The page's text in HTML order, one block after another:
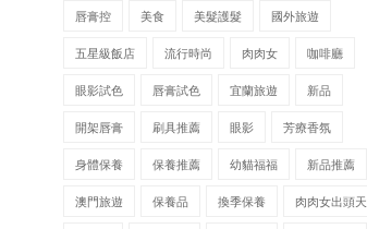
唇膏控 美食 美髮護髮 國外旅遊
五星級飯店 流行時尚 肉肉女 咖啡廳
眼影試色 唇膏試色 宜蘭旅遊 新品
開架唇膏 刷具推薦 眼影 芳療香氛
身體保養 保養推薦 幼貓福福 新品推薦
澳門旅遊 保養品 換季保養 肉肉女出頭天